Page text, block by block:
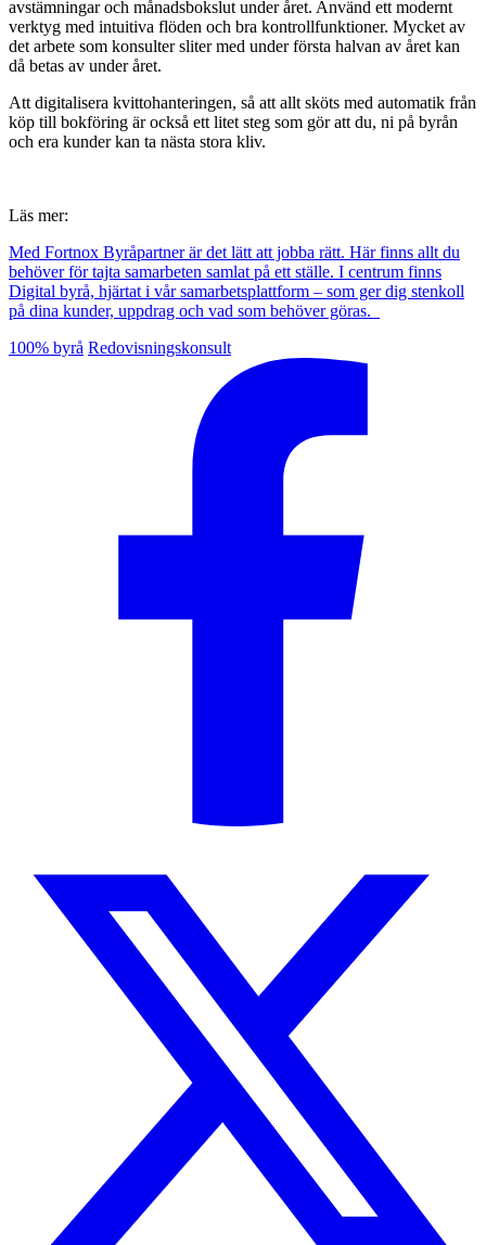
avstämningar och månadsbokslut under året. Använd ett modernt
verktyg med intuitiva flöden och bra kontrollfunktioner. Mycket av
det arbete som konsulter sliter med under första halvan av året kan
då betas av under året.
Att digitalisera kvittohanteringen, så att allt sköts med automatik från
köp till bokföring är också ett litet steg som gör att du, ni på byrån
och era kunder kan ta nästa stora kliv.
Läs mer:
Med Fortnox Byråpartner är det lätt att jobba rätt. Här finns allt du
behöver för tajta samarbeten samlat på ett ställe. I centrum finns
Digital byrå, hjärtat i vår samarbetsplattform – som ger dig stenkoll
på dina kunder, uppdrag och vad som behöver göras.
100% byrå Redovisningskonsult